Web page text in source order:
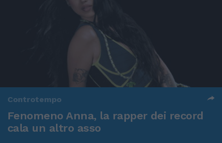
Controtempo
Fenomeno Anna, la rapper dei record
cala un altro asso